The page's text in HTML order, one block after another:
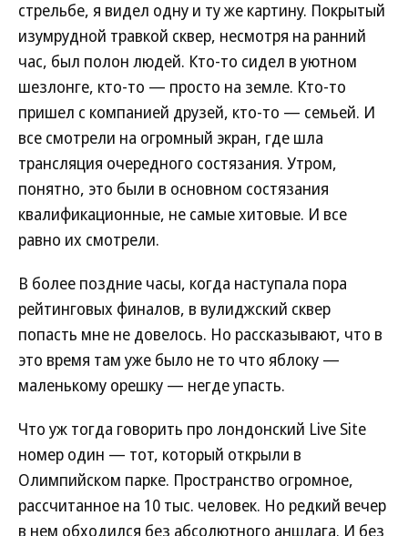
стрельбе, я видел одну и ту же картину. Покрытый
изумрудной травкой сквер, несмотря на ранний
час, был полон людей. Кто-то сидел в уютном
шезлонге, кто-то — просто на земле. Кто-то
пришел с компанией друзей, кто-то — семьей. И
все смотрели на огромный экран, где шла
трансляция очередного состязания. Утром,
понятно, это были в основном состязания
квалификационные, не самые хитовые. И все
равно их смотрели.
В более поздние часы, когда наступала пора
рейтинговых финалов, в вулиджский сквер
попасть мне не довелось. Но рассказывают, что в
это время там уже было не то что яблоку —
маленькому орешку — негде упасть.
Что уж тогда говорить про лондонский Live Site
номер один — тот, который открыли в
Олимпийском парке. Пространство огромное,
рассчитанное на 10 тыс. человек. Но редкий вечер
в нем обходился без абсолютного аншлага. И без